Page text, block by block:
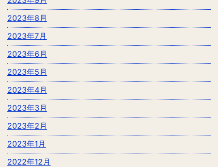
2023年8月
2023年7月
2023年6月
2023年5月
2023年4月
2023年3月
2023年2月
2023年1月
2022年12月